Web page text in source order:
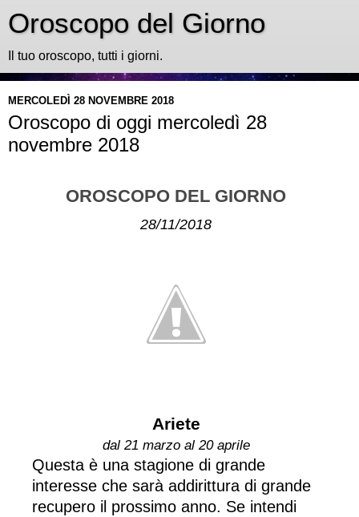
Oroscopo del Giorno
Il tuo oroscopo, tutti i giorni.
MERCOLEDÌ 28 NOVEMBRE 2018
Oroscopo di oggi mercoledì 28
novembre 2018
OROSCOPO DEL GIORNO
28/11/2018
Ariete
dal 21 marzo al 20 aprile
Questa è una stagione di grande
interesse che sarà addirittura di grande
recupero il prossimo anno. Se intendi